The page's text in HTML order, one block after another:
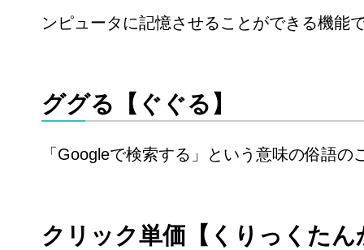
ンピュータに記憶させることができる機能
ググる【ぐぐる】
「Googleで検索する」という意味の俗語の
クリック単価【くりっくたん